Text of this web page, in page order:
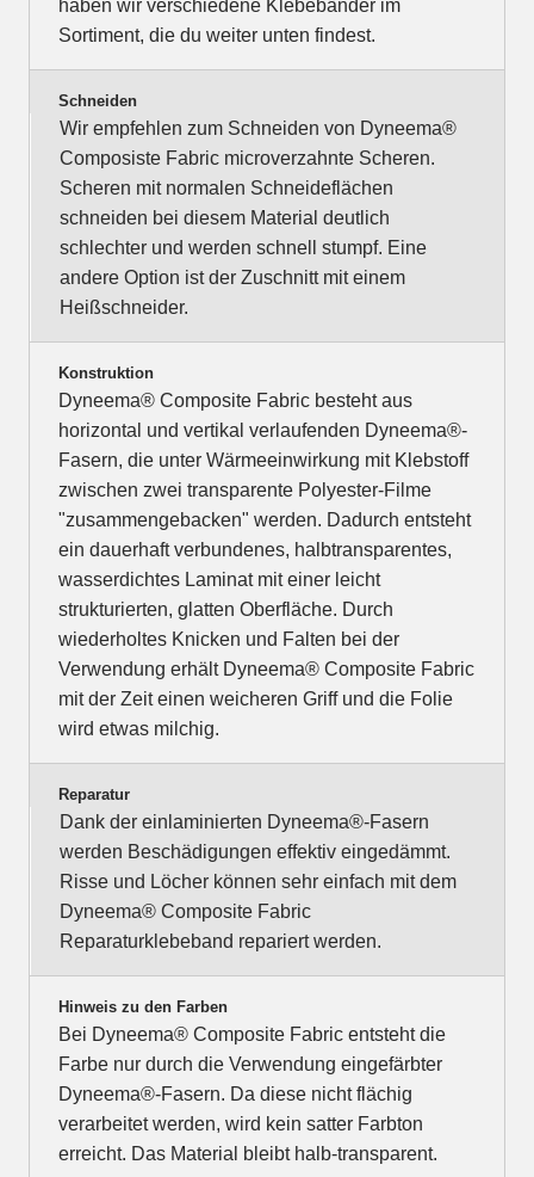
haben wir verschiedene Klebebänder im
Sortiment, die du weiter unten findest.
Schneiden
Wir empfehlen zum Schneiden von Dyneema®
Composiste Fabric microverzahnte Scheren.
Scheren mit normalen Schneideflächen
schneiden bei diesem Material deutlich
schlechter und werden schnell stumpf. Eine
andere Option ist der Zuschnitt mit einem
Heißschneider.
Konstruktion
Dyneema® Composite Fabric besteht aus
horizontal und vertikal verlaufenden Dyneema®-
Fasern, die unter Wärmeeinwirkung mit Klebstoff
zwischen zwei transparente Polyester-Filme
"zusammengebacken" werden. Dadurch entsteht
ein dauerhaft verbundenes, halbtransparentes,
wasserdichtes Laminat mit einer leicht
strukturierten, glatten Oberfläche. Durch
wiederholtes Knicken und Falten bei der
Verwendung erhält Dyneema® Composite Fabric
mit der Zeit einen weicheren Griff und die Folie
wird etwas milchig.
Reparatur
Dank der einlaminierten Dyneema®-Fasern
werden Beschädigungen effektiv eingedämmt.
Risse und Löcher können sehr einfach mit dem
Dyneema® Composite Fabric
Reparaturklebeband repariert werden.
Hinweis zu den Farben
Bei Dyneema® Composite Fabric entsteht die
Farbe nur durch die Verwendung eingefärbter
Dyneema®-Fasern. Da diese nicht flächig
verarbeitet werden, wird kein satter Farbton
erreicht. Das Material bleibt halb-transparent.